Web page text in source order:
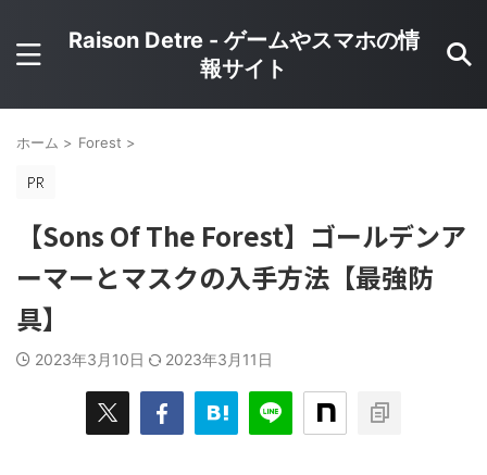
Raison Detre - ゲームやスマホの情
報サイト
ホーム > Forest >
【Sons Of The Forest】ゴールデンア
ーマーとマスクの入手方法【最強防
具】
2023年3月10日 2023年3月11日